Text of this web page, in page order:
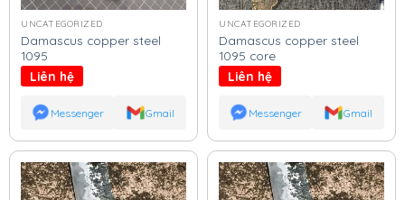
UNCATEGORIZED
Damascus copper steel
1095
Liên hệ
Messenger Gmail
UNCATEGORIZED
Damascus copper steel
1095 core
Liên hệ
Messenger Gmail